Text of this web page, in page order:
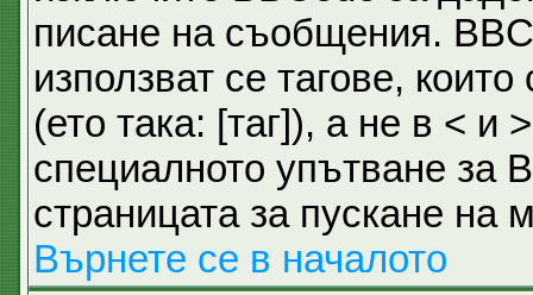
писане на съобщения.
използват се тагове,
(ето така: [таг]), а не в <
специалното упътване за
страницата за пускане на
Върнете се в началото